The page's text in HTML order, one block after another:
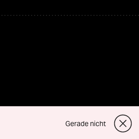
Gerade nicht